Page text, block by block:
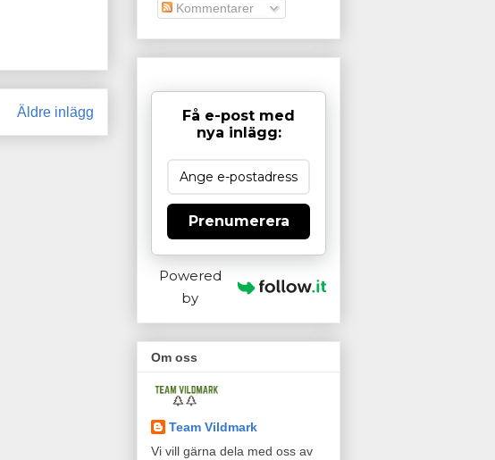
Äldre inlägg
Kommentarer
Få e-post med
nya inlägg:
Prenumerera
Powered
by
Om oss
Team Vildmark
Vi vill gärna dela med oss av